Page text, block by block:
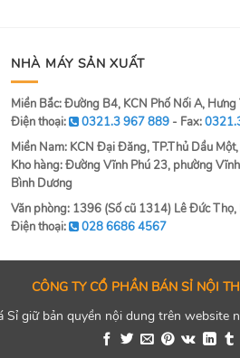
NHÀ MÁY SẢN XUẤT
Miền Bắc: Đường B4, KCN Phố Nối A, Hưng
Điện thoại:
0321.3 967 889 - Fax:
Miền Nam: KCN Đại Đăng, TP.Thủ Dầu
Kho hàng: Đường Vĩnh Phú 23, phường
Bình Dương
Văn phòng: 1396 (Số cũ 1314) Lê Đức Thọ,
Điện thoại:
028 6686 4567
CÔNG TY CỔ PHẦN BÁN SỈ NỘI
giữ bản quyền nội dung trên website